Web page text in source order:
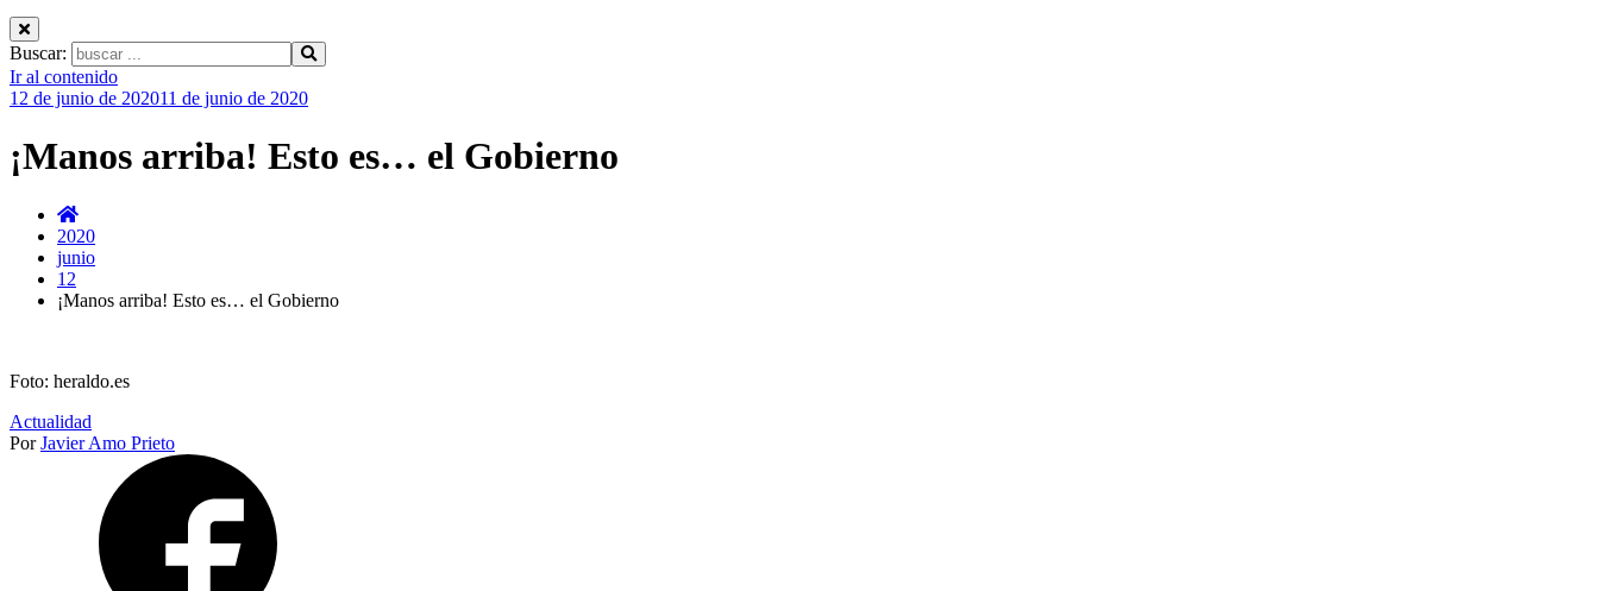
Buscar:
Ir al contenido
12 de junio de 202011 de junio de 2020
¡Manos arriba! Esto es… el Gobierno
2020
junio
12
¡Manos arriba! Esto es… el Gobierno
Foto: heraldo.es
Actualidad
PorJavier Amo Prieto